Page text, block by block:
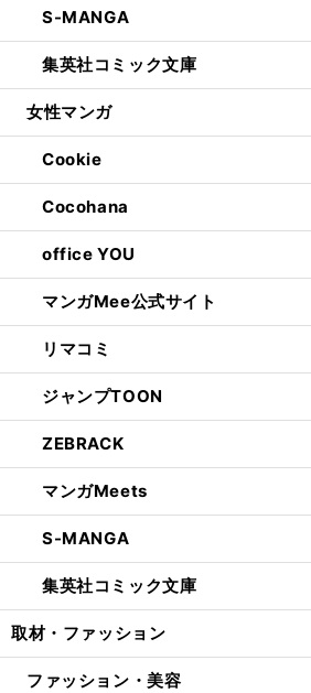
S-MANGA
集英社コミック文庫
女性マンガ
Cookie
Cocohana
office YOU
マンガMee公式サイト
リマコミ
ジャンプTOON
ZEBRACK
マンガMeets
S-MANGA
集英社コミック文庫
取材・ファッション
ファッション・美容